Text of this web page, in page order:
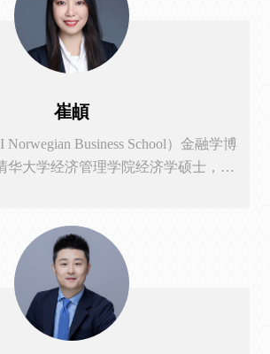
崔頔
Business School）金融学博
华大学经济管理学院经济学硕士，经
公司金融，并购重组，机构投资者，
绿色金融等。研究论文发表在Energy
Review of Financial Analysis, The
Pacific-Basin Finance Journal 等SSCI核
Asian Finance Association Annual